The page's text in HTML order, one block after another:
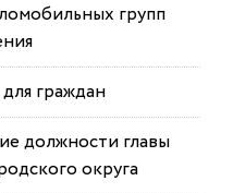
групп
граждан
должности главы
округа